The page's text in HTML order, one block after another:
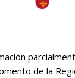
de la